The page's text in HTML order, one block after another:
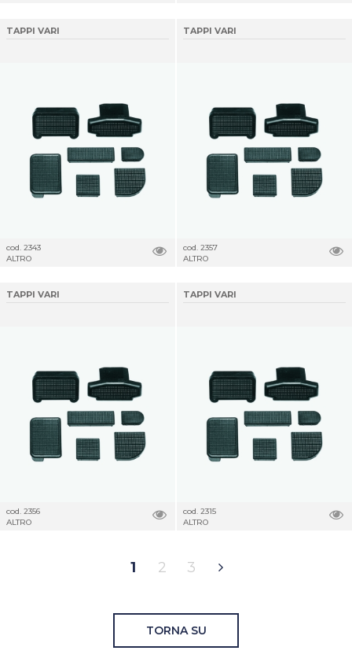
TAPPI VARI
cod. 2343
ALTRO
TAPPI VARI
cod. 2357
ALTRO
TAPPI VARI
cod. 2356
ALTRO
TAPPI VARI
cod. 2315
ALTRO
1 2 3
TORNA SU